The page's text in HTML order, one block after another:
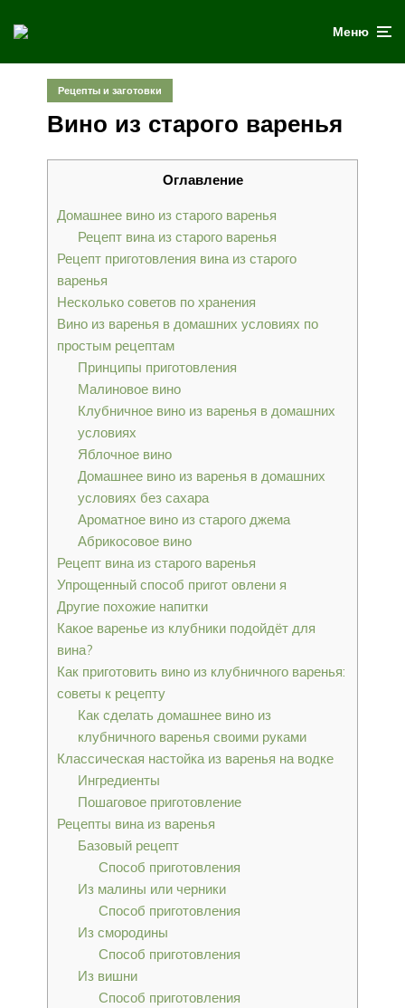
Меню
Рецепты и заготовки
Вино из старого варенья
Оглавление
Домашнее вино из старого варенья
Рецепт вина из старого варенья
Рецепт приготовления вина из старого
варенья
Несколько советов по хранения
Вино из варенья в домашних условиях по
простым рецептам
Принципы приготовления
Малиновое вино
Клубничное вино из варенья в домашних
условиях
Яблочное вино
Домашнее вино из варенья в домашних
условиях без сахара
Ароматное вино из старого джема
Абрикосовое вино
Рецепт вина из старого варенья
Упрощенный способ пригот овлени я
Другие похожие напитки
Какое варенье из клубники подойдёт для
вина?
Как приготовить вино из клубничного варенья:
советы к рецепту
Как сделать домашнее вино из
клубничного варенья своими руками
Классическая настойка из варенья на водке
Ингредиенты
Пошаговое приготовление
Рецепты вина из варенья
Базовый рецепт
Способ приготовления
Из малины или черники
Способ приготовления
Из смородины
Способ приготовления
Из вишни
Способ приготовления